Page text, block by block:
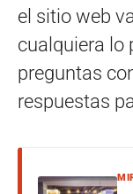
el sitio web
cualquiera lo
preguntas
respuestas